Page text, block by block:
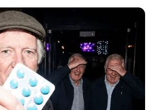
PETIT PARIEUR
Gratuit du Tiercé Quinté PMU du jour
Menu